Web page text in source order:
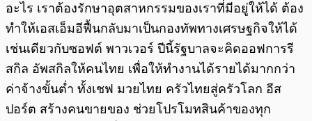
อะไร เราต้องรักษาอุตสาหกรรมของเราที่มีอยู่ให้ได้ ต้อง
ทำให้เอสเอ็มอีฟื้นกลับมาเป็นกองทัพทางเศรษฐกิจให้ได้
เช่นเดียวกับซอฟต์ พาวเวอร์ ปีนี้รัฐบาลจะคิดออฟการรี
สกิล อัพสกิลให้คนไทย เพื่อให้ทำงานได้รายได้มากกว่า
ค่าจ้างขั้นต่ำ ทั้งเชฟ มวยไทย ครัวไทยสู่ครัวโลก อีส
ปอร์ต สร้างคนขายของ ช่วยโปรโมทสินค้าของทุก